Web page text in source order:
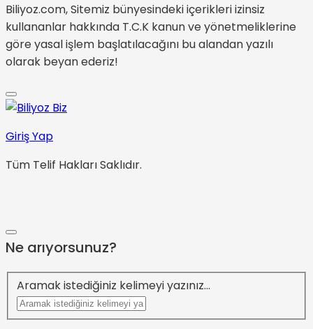
Biliyoz.com, Sitemiz bünyesindeki içerikleri izinsiz
kullananlar hakkında T.C.K kanun ve yönetmeliklerine
göre yasal işlem başlatılacağını bu alandan yazılı
olarak beyan ederiz!
Giriş Yap
Tüm Telif Hakları Saklıdır.
Ne arıyorsunuz?
Aramak istediğiniz kelimeyi yazınız...